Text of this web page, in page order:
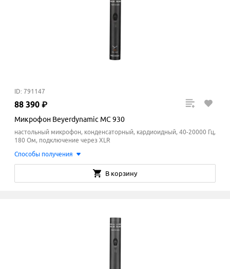
ID: 791147
88 390 ₽
Микрофон Beyerdynamic MC 930
настольный микрофон, конденсаторный, кардиоидный, 40-20000 Гц,
180 Ом, подключение через XLR
Способы получения
В корзину